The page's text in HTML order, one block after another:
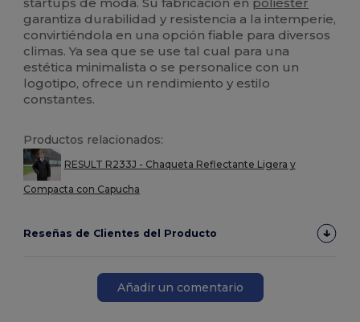
startups de moda. Su fabricación en poliéster
garantiza durabilidad y resistencia a la intemperie,
convirtiéndola en una opción fiable para diversos
climas. Ya sea que se use tal cual para una
estética minimalista o se personalice con un
logotipo, ofrece un rendimiento y estilo
constantes.
Productos relacionados:
RESULT R233J - Chaqueta Reflectante Ligera y
Compacta con Capucha
Reseñas de Clientes del Producto
Añadir un comentario